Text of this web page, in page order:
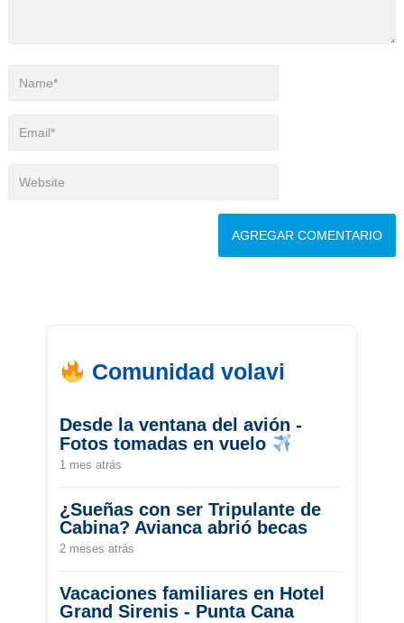
Comunidad volavi
Desde la ventana del avión -
Fotos tomadas en vuelo
1 mes atrás
¿Sueñas con ser Tripulante de
Cabina? Avianca abrió becas
2 meses atrás
Vacaciones familiares en Hotel
Grand Sirenis - Punta Cana